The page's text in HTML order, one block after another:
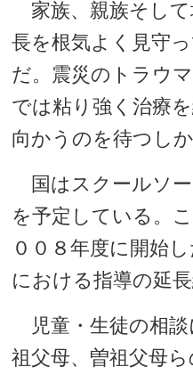
家族、親族そし
長を根気よく見守
だ。震災のトラウ
では粘り強く治療
向かうのを待つしか
国はスクールソ
を予定している。
００８年度に開始
における指導の延長
児童・生徒の相談
祖父母、曽祖父母